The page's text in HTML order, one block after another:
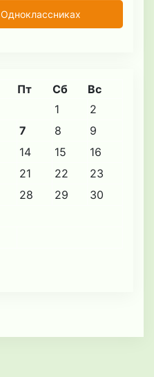
Пт Сб Вс
1
2
7 8
9
14 15
16
21 22
23
28 29
30